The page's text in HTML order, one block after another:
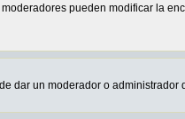
pueden modificar la
dar un moderador o administrador